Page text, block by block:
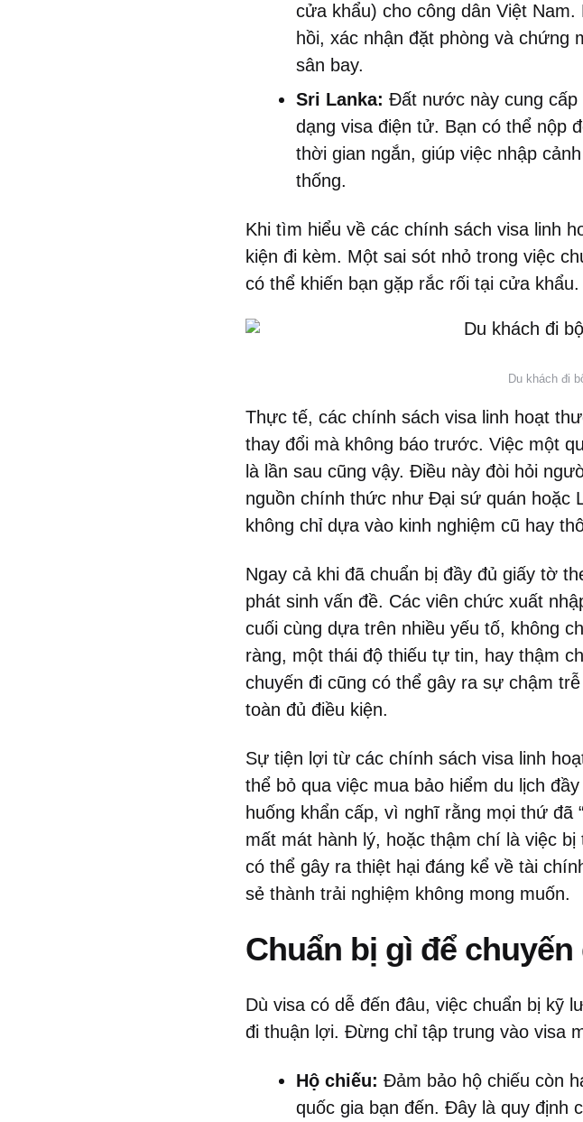
cửa khẩu) cho công dân Việt
hồi, xác nhận đặt phòng và chứng
sân bay.
Sri Lanka: Đất nước này cung cấp
dạng visa điện tử. Bạn có thể nộp
thời gian ngắn, giúp việc nhập
thống.
Khi tìm hiểu về các chính sách visa linh
kiện đi kèm. Một sai sót nhỏ trong việc
có thể khiến bạn gặp rắc rối tại cửa khẩu.
Du khách đi
Thực tế, các chính sách visa linh hoạt
thay đổi mà không báo trước. Việc một
là lần sau cũng vậy. Điều này đòi hỏi
nguồn chính thức như Đại sứ quán hoặc
không chỉ dựa vào kinh nghiệm cũ hay
Ngay cả khi đã chuẩn bị đầy đủ giấy tờ
phát sinh vấn đề. Các viên chức xuất
cuối cùng dựa trên nhiều yếu tố, không
ràng, một thái độ thiếu tự tin, hay thậm
chuyến đi cũng có thể gây ra sự chậm
toàn đủ điều kiện.
Sự tiện lợi từ các chính sách visa linh
thể bỏ qua việc mua bảo hiểm du lịch
huống khẩn cấp, vì nghĩ rằng mọi thứ đã
mất mát hành lý, hoặc thậm chí là việc
có thể gây ra thiệt hại đáng kể về tài
sẻ thành trải nghiệm không mong muốn.
Chuẩn bị gì để
Dù visa có dễ đến đâu, việc chuẩn bị kỹ
đi thuận lợi. Đừng chỉ tập trung vào visa
Hộ chiếu: Đảm bảo hộ chiếu còn
quốc gia bạn đến. Đây là quy định